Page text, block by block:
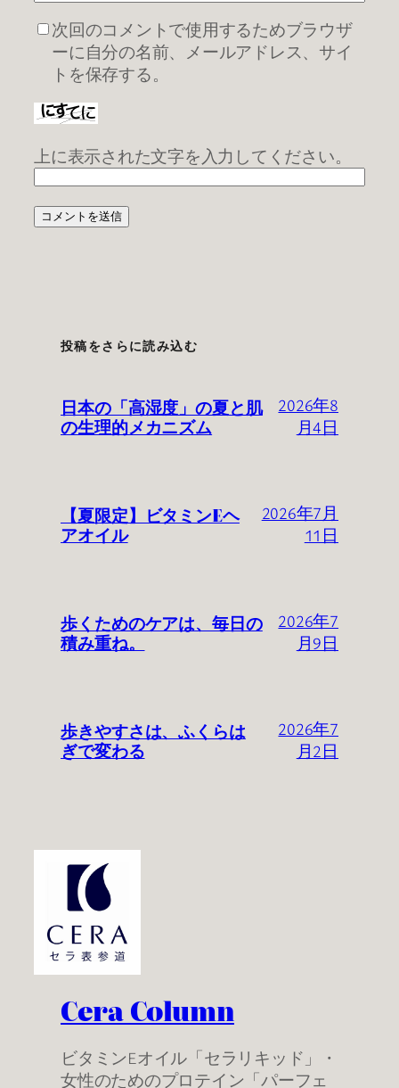
次回のコメントで使用するためブラウザ
ーに自分の名前、メールアドレス、サイ
トを保存する。
上に表示された文字を入力してください。
投稿をさらに読み込む
日本の「高湿度」の夏と肌
の生理的メカニズム
2026年8
月4日
【夏限定】ビタミンEヘ
アオイル
2026年7月
11日
歩くためのケアは、毎日の
積み重ね。
2026年7
月9日
歩きやすさは、ふくらは
ぎで変わる
2026年7
月2日
Cera Column
ビタミンEオイル「セラリキッド」・
女性のためのプロテイン「パーフェ